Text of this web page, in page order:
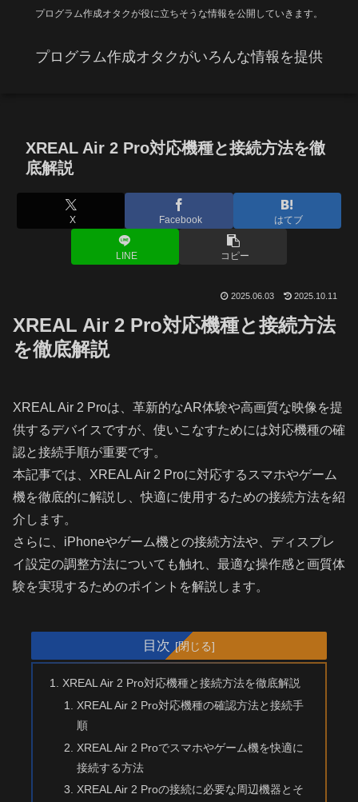
プログラム作成オタクが役に立ちそうな情報を公開していきます。
プログラム作成オタクがいろんな情報を提供
XREAL Air 2 Pro対応機種と接続方法を徹
底解説
X Facebook はてブ
LINE コピー
2025.06.03 2025.10.11
XREAL Air 2 Pro対応機種と接続方法
を徹底解説
XREAL Air 2 Proは、革新的なAR体験や高画質な映像を提
供するデバイスですが、使いこなすためには対応機種の確
認と接続手順が重要です。
本記事では、XREAL Air 2 Proに対応するスマホやゲーム
機を徹底的に解説し、快適に使用するための接続方法を紹
介します。
さらに、iPhoneやゲーム機との接続方法や、ディスプレ
イ設定の調整方法についても触れ、最適な操作感と画質体
験を実現するためのポイントを解説します。
目次
XREAL Air 2 Pro対応機種と接続方法を徹底解説
XREAL Air 2 Pro対応機種の確認方法と接続手
順
XREAL Air 2 Proでスマホやゲーム機を快適に
接続する方法
XREAL Air 2 Proの接続に必要な周辺機器とそ